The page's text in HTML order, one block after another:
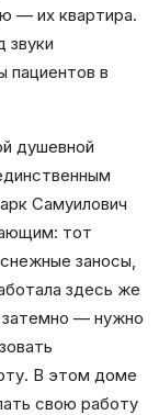
— их квартира.
звуки
пациентов в
душевной
Самуилович
тот
заносы,
здесь же
затемно — нужно
В этом доме
свою работу